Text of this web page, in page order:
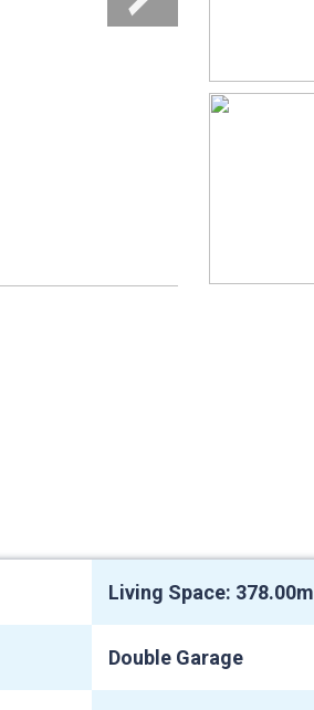
Living Space: 378.00m
Double Garage